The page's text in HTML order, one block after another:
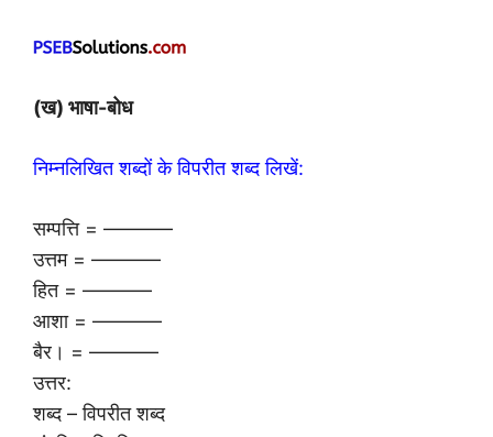
(ख) भाषा-बोध
निम्नलिखित शब्दों के विपरीत शब्द लिखें:
सम्पत्ति = ———–
उत्तम = ———–
हित = ———–
आशा = ———–
बैर। = ———–
उत्तर:
शब्द – विपरीत शब्द